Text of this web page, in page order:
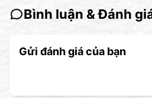
Bình luận & Đánh
Gửi đánh giá của bạn